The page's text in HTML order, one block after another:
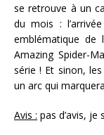
se retrouve à un
du mois :
emblématique de
Amazing Spider-
série ! Et sinon,
un arc qui
Avis : pas d’avis,